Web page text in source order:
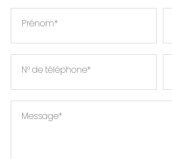
Prénom*
N° de téléphone*
Message*